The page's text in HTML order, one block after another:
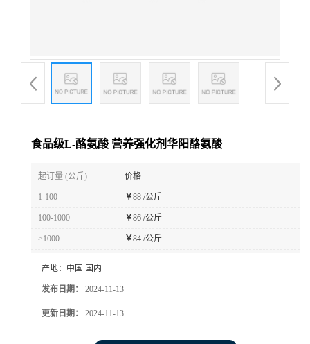
食品级L-酪氨酸 营养强化剂华阳酪氨酸
起订量 (公斤) 价格
1-100 ￥88 /公斤
100-1000 ￥86 /公斤
≥1000 ￥84 /公斤
产地： 中国 国内
发布日期： 2024-11-13
更新日期： 2024-11-13